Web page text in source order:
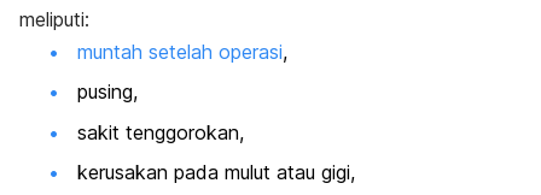
meliputi:
muntah setelah operasi,
pusing,
sakit tenggorokan,
kerusakan pada mulut atau gigi,